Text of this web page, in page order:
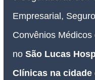
Empresarial,
Convênios
no São Lucas
Clínicas na cidade